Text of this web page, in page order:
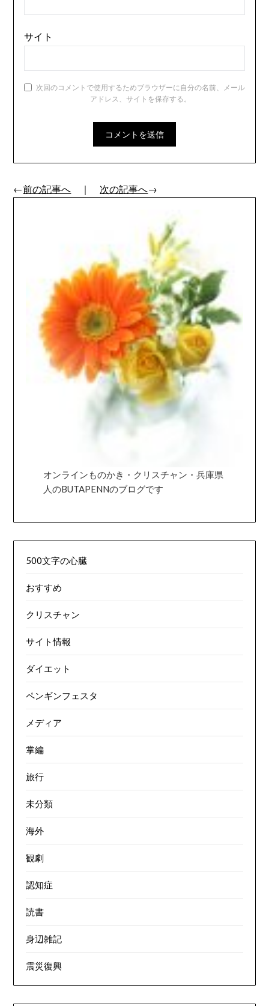
サイト
次回のコメントで使用するためブラウザーに自分の名前、メール
アドレス、サイトを保存する。
←前の記事へ ｜ 次の記事へ→
オンラインものかき・クリスチャン・兵庫県
人のBUTAPENNのブログです
500文字の心臓
おすすめ
クリスチャン
サイト情報
ダイエット
ペンギンフェスタ
メディア
掌編
旅行
未分類
海外
観劇
認知症
読書
身辺雑記
震災復興